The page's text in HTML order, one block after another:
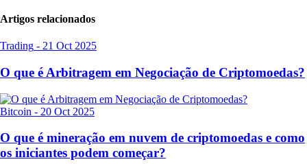
Artigos relacionados
Trading - 21 Oct 2025
O que é Arbitragem em Negociação de Criptomoedas?
Bitcoin - 20 Oct 2025
O que é mineração em nuvem de criptomoedas e como
os iniciantes podem começar?